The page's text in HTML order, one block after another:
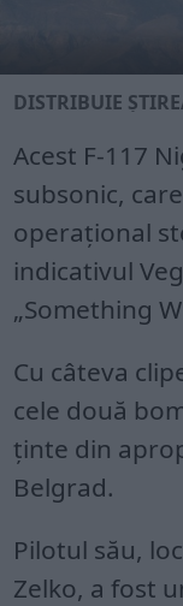
DISTRIBUIE
Acest F-117
subsonic,
operațional
indicativul
„Something
Cu câteva
cele două
ținte din
Belgrad.
Pilotul său,
Zelko, a fost